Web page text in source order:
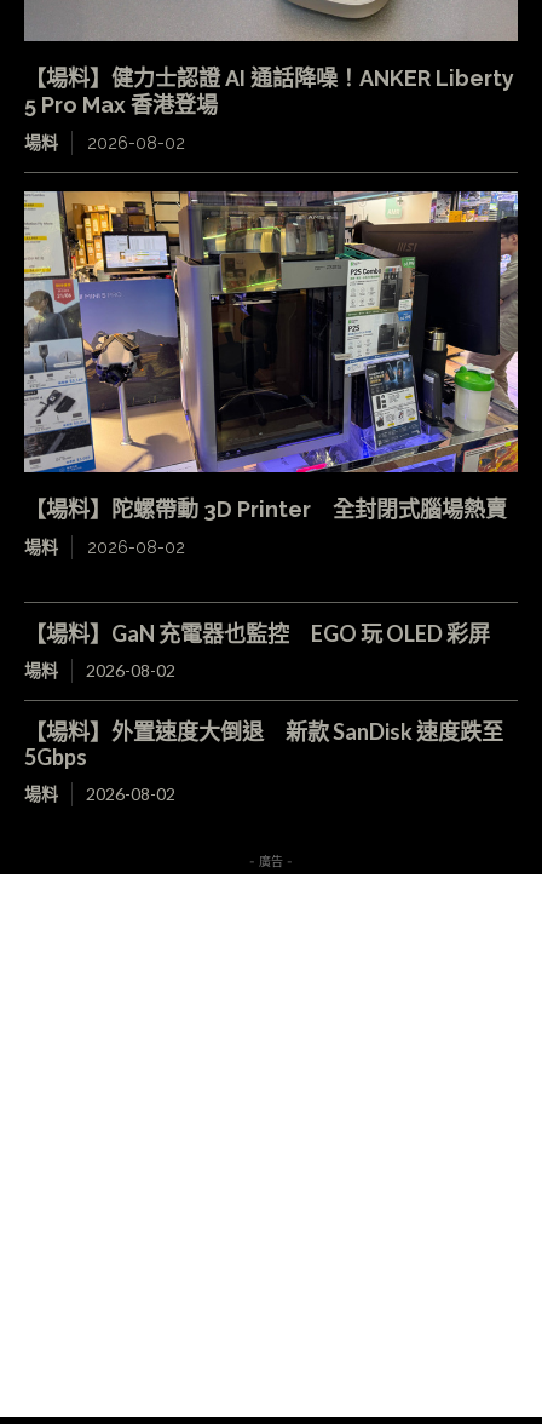
【場料】健力士認證 AI 通話降噪！ANKER Liberty
5 Pro Max 香港登場
場料 2026-08-02
【場料】陀螺帶動 3D Printer 全封閉式腦場熱賣
場料 2026-08-02
【場料】GaN 充電器也監控 EGO 玩 OLED 彩屏
場料 2026-08-02
【場料】外置速度大倒退 新款 SanDisk 速度跌至
5Gbps
場料 2026-08-02
- 廣告 -